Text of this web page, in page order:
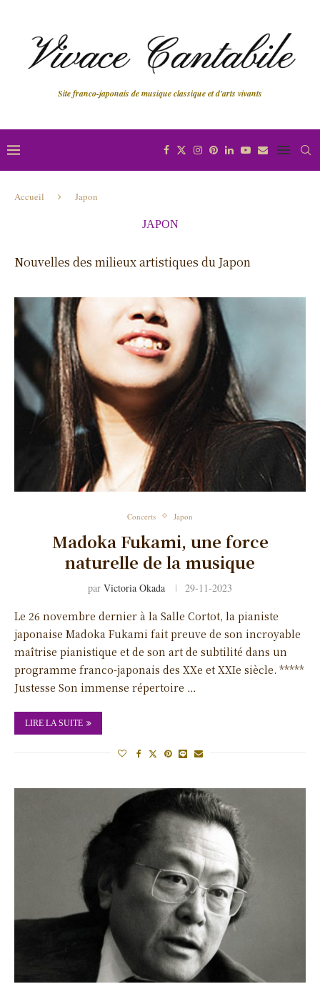
Site franco-japonais de musique classique et d'arts vivants
Accueil Japon
JAPON
Nouvelles des milieux artistiques du Japon
Concerts Japon
Madoka Fukami, une force
naturelle de la musique
par Victoria Okada 29-11-2023
Le 26 novembre dernier à la Salle Cortot, la pianiste
japonaise Madoka Fukami fait preuve de son incroyable
maîtrise pianistique et de son art de subtilité dans un
programme franco-japonais des XXe et XXIe siècle. *****
Justesse Son immense répertoire …
LIRE LA SUITE